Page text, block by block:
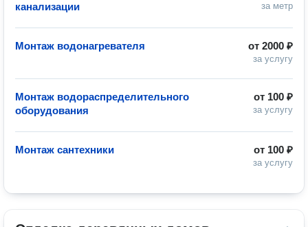
за метр
канализации
от 2000 ₽
за услугу
Монтаж водонагревателя
от 100 ₽
за услугу
Монтаж водораспределительного
оборудования
от 100 ₽
за услугу
Монтаж сантехники